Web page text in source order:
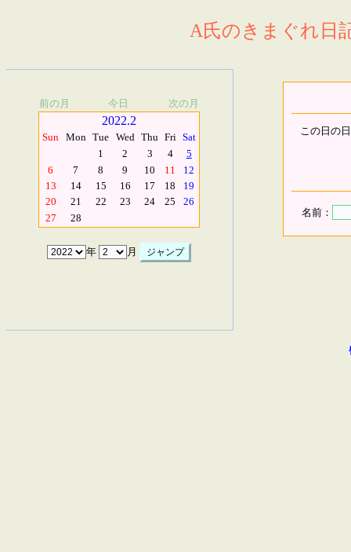
A氏のきまぐれ日
前の月 今日 次の月
2022.2
Sun Mon Tue Wed Thu Fri Sat
1
2 3 4
5
6
7 8 9 10 11
12
13
14 15 16 17 18
19
20
21 22 23 24 25
26
27
28
年 月
この日の
名前：